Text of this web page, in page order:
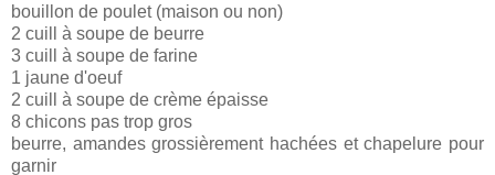
bouillon de poulet (maison ou non)
2 cuill à soupe de beurre
3 cuill à soupe de farine
1 jaune d'oeuf
2 cuill à soupe de crème épaisse
8 chicons pas trop gros
beurre, amandes grossièrement hachées et chapelure pour
garnir